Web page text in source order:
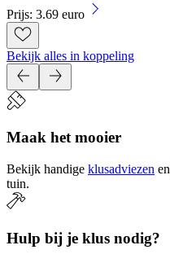
Prijs: 3.69 euro
Bekijk alles in koppeling
Maak het mooier
Bekijk handige klusadviezen en
tuin.
Hulp bij je klus nodig?